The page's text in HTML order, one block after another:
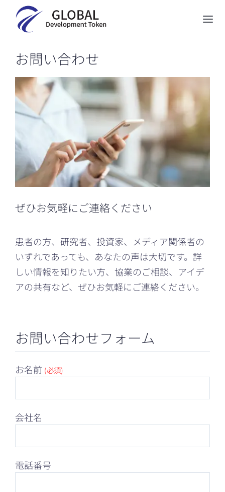
content
GDTについて
Biozipcodeについて
5-ALAストア
ニュース
お問い合わせ
English
お問い合わせ
ぜひお気軽にご連絡ください
患者の方、研究者、投資家、メディア関係者の
いずれであっても、あなたの声は大切です。詳
しい情報を知りたい方、協業のご相談、アイデ
アの共有など、ぜひお気軽にご連絡ください。
お問い合わせフォーム
お名前 (必須)
会社名
電話番号